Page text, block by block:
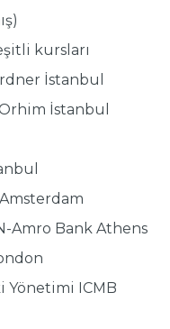
kursları
İstanbul
İstanbul
Amro Bank Athens
Yönetimi ICMB